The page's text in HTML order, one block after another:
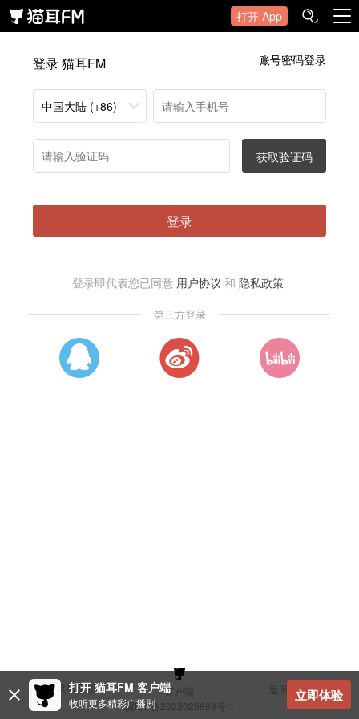
打开 App
登录 猫耳FM 账号密码登录
中国大陆 (+86)
获取验证码
登录
登录即代表您已同意 用户协议 和 隐私政策
第三方登录
建议与反馈 客户端
返回顶部
冀ICP备2022025898号-1
打开 猫耳FM 客户端
收听更多精彩广播剧 立即体验